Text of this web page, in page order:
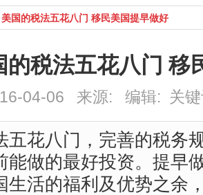
国的税法五花八门 移民美国提早做好
的税法五花八门 移
04-06 来源: 编辑: 关
五花八门，完善的税务
能做的最好投资。提早
生活的福利及优势之余